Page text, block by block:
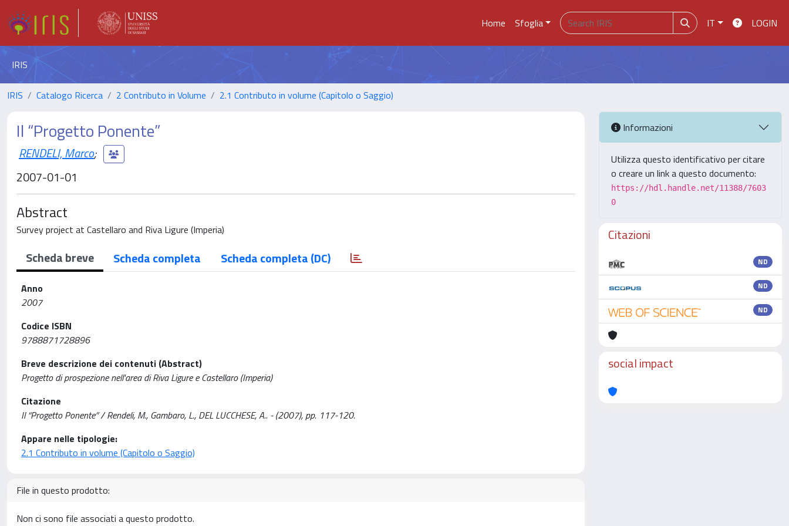
Home Sfoglia IT LOGIN
IRIS
IRIS Catalogo Ricerca 2 Contributo in Volume 2.1 Contributo in volume (Capitolo o Saggio)
Il “Progetto Ponente”
RENDELI, Marco;
2007-01-01
Abstract
Survey project at Castellaro and Riva Ligure (Imperia)
Scheda breve Scheda completa Scheda completa (DC)
Anno
2007
Codice ISBN
9788871728896
Breve descrizione dei contenuti (Abstract)
Progetto di prospezione nell'area di Riva Ligure e Castellaro (Imperia)
Citazione
Il “Progetto Ponente” / Rendeli, M., Gambaro, L., DEL LUCCHESE, A.. - (2007), pp. 117-120.
Appare nelle tipologie:
2.1 Contributo in volume (Capitolo o Saggio)
File in questo prodotto:
Non ci sono file associati a questo prodotto.
Informazioni
Utilizza questo identificativo per citare
o creare un link a questo documento:
https://hdl.handle.net/11388/7603
0
Citazioni
ND
ND
ND
social impact